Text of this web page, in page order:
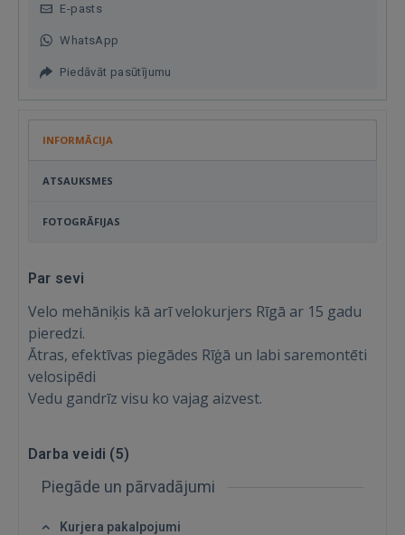
E-pasts
WhatsApp
Piedāvāt pasūtījumu
INFORMĀCIJA
ATSAUKSMES
FOTOGRĀFIJAS
Par sevi
Velo mehāniķis kā arī velokurjers Rīgā ar 15 gadu
pieredzi.
Ātras, efektīvas piegādes Rīģā un labi saremontēti
velosipēdi
Vedu gandrīz visu ko vajag aizvest.
Darba veidi (5)
Piegāde un pārvadājumi
Kurjera pakalpojumi